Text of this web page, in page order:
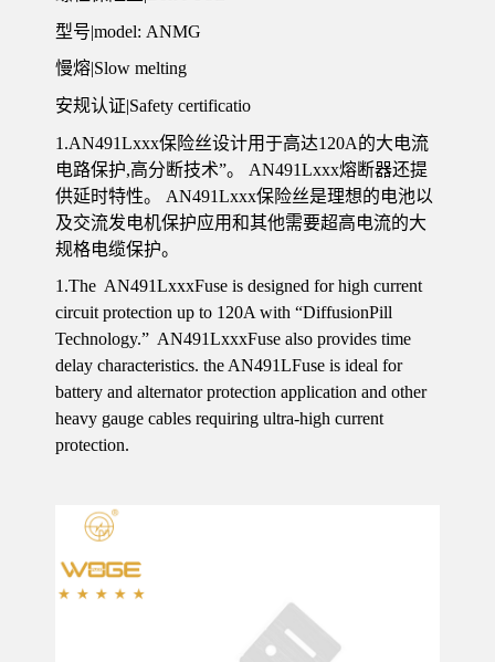
型号|model: ANMG
慢熔|Slow melting
安规认证|Safety certificatio
1.AN491Lxxx保险丝设计用于高达120A的大电流
电路保护,高分断技术”。 AN491Lxxx熔断器还提
供延时特性。 AN491Lxxx保险丝是理想的电池以
及交流发电机保护应用和其他需要超高电流的大
规格电缆保护。
1.The AN491LxxxFuse is designed for high current
circuit protection up to 120A with “DiffusionPill
Technology.” AN491LxxxFuse also provides time
delay characteristics. the AN491LFuse is ideal for
battery and alternator protection application and other
heavy gauge cables requiring ultra-high current
protection.